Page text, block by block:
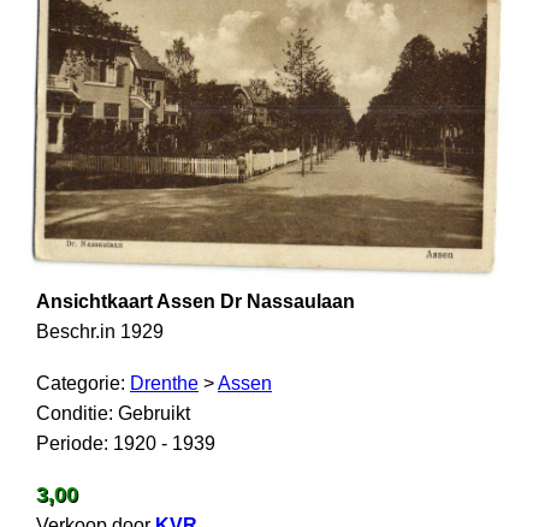
Ansichtkaart Assen Dr Nassaulaan
Beschr.in 1929
Categorie: Drenthe >Assen
Conditie: Gebruikt
Periode: 1920 - 1939
3,00